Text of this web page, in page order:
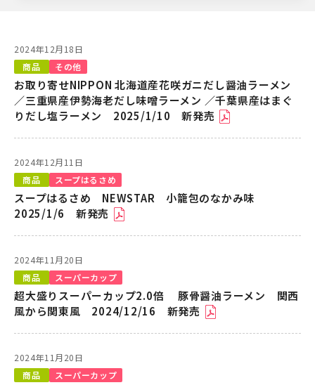
2024年12月18日
商品
その他
お取り寄せNIPPON 北海道産花咲ガニだし醤油ラーメン
／三重県産伊勢海老だし味噌ラーメン ／千葉県産はまぐ
りだし塩ラーメン 2025/1/10 新発売
2024年12月11日
商品
スープはるさめ
スープはるさめ NEWSTAR 小籠包のなかみ味
2025/1/6 新発売
2024年11月20日
商品
スーパーカップ
超大盛りスーパーカップ2.0倍 豚骨醤油ラーメン 関西
風から関東風 2024/12/16 新発売
2024年11月20日
商品
スーパーカップ